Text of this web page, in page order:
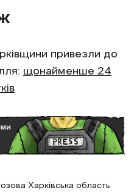
привезли до
щонайменше 24
Харківська область